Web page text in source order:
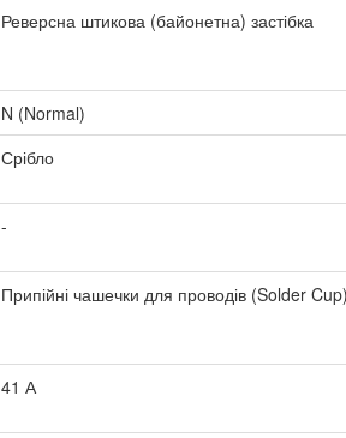
Реверсна штикова (байонетна) застібка
N (Normal)
Срібло
-
Припійні чашечки для проводів (Solder
41 А